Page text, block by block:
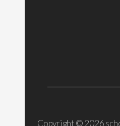
Copyright © 2026